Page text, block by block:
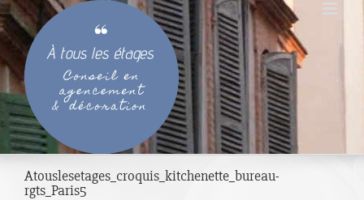
Passer
au
contenu
Atouslesetages_croquis_kitchenette_bureau-
rgts_Paris5